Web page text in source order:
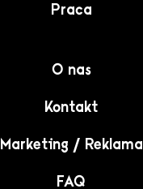
Praca
O nas
Kontakt
Marketing / Reklama
FAQ